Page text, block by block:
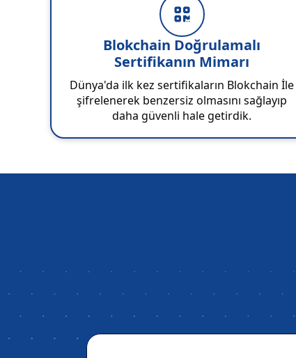
Blokchain Doğrulamalı
Sertifikanın Mimarı
Dünya'da ilk kez sertifikaların Blokchain İle
şifrelenerek benzersiz olmasını sağlayıp
daha güvenli hale getirdik.